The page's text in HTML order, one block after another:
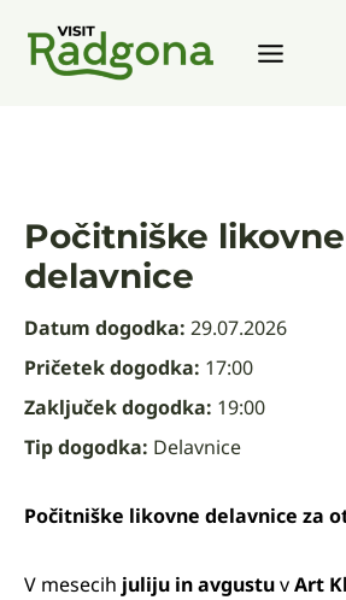
content
Počitniške likovne
delavnice
Datum dogodka: 29.07.2026
Pričetek dogodka: 17:00
Zaključek dogodka: 19:00
Tip dogodka: Delavnice
Počitniške likovne delavnice za
V mesecih juliju in avgustuvArt